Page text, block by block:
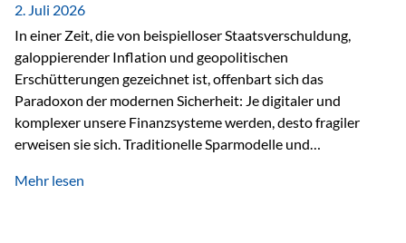
2. Juli 2026
In einer Zeit, die von beispielloser Staatsverschuldung,
galoppierender Inflation und geopolitischen
Erschütterungen gezeichnet ist, offenbart sich das
Paradoxon der modernen Sicherheit: Je digitaler und
komplexer unsere Finanzsysteme werden, desto fragiler
erweisen sie sich. Traditionelle Sparmodelle und
unumstößlich galten, versagen angesichts der expansiven
Mehr lesen